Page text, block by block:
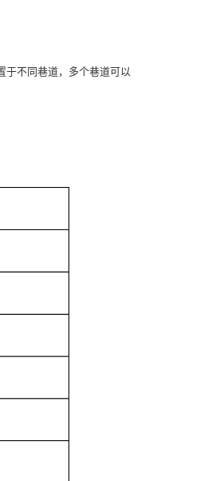
不同巷道，多个巷道可以